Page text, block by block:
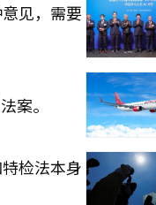
见，需要
案。
检法本身